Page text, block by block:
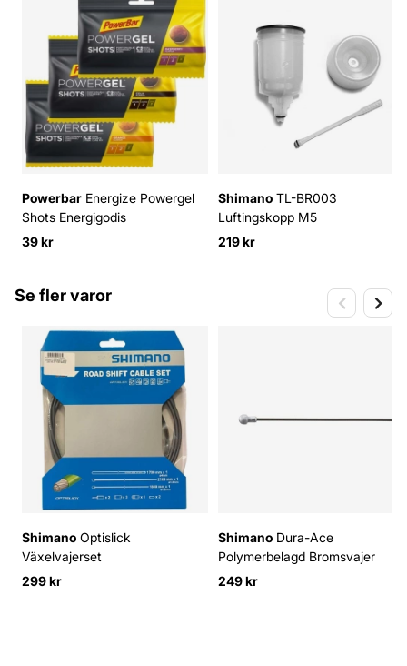
Powerbar Energize Powergel
Shots Energigodis
39 kr
Shimano TL-BR003
Luftingskopp M5
219 kr
Se fler varor
Shimano Optislick
Växelvajerset
299 kr
Shimano Dura-Ace
Polymerbelagd Bromsvajer
249 kr